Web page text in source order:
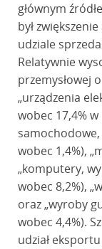
głównym
był
udziale
Relatywnie
przemysłowej
„urządzenia
wobec 17,4%
samochodowe,
wobec 1,4%),
„komputery,
wobec 8,2%),
oraz „wyroby
wobec 4,4%).
udział